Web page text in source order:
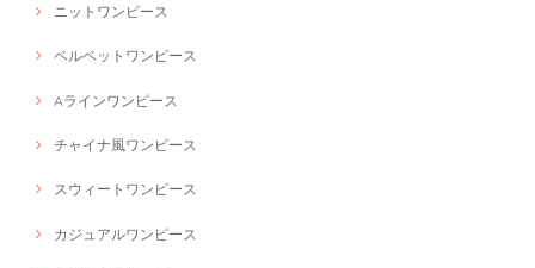
ニットワンピース
ベルベットワンピース
Aラインワンピース
チャイナ風ワンピース
スウィートワンピース
カジュアルワンピース